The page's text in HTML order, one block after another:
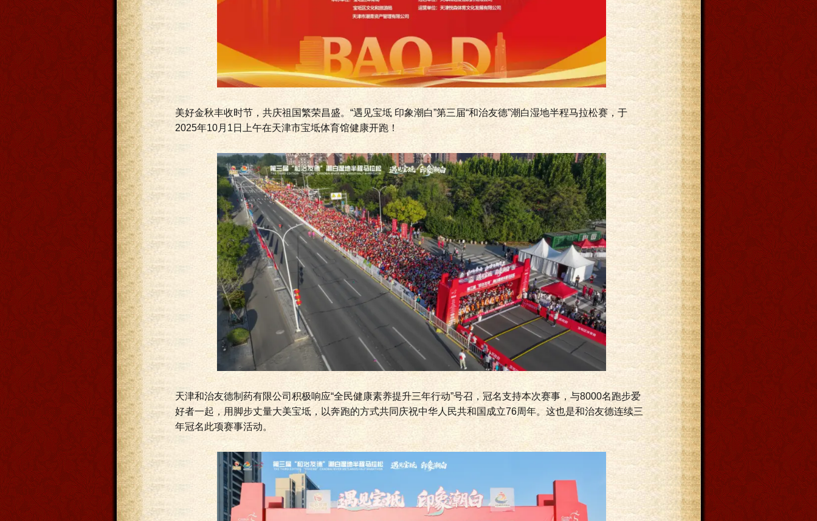
美好金秋丰收时节，共庆祖国繁荣昌盛。“遇见宝坻 印象潮白”第三届“和治友德”潮白湿地半程马拉松赛，于
2025年10月1日上午在天津市宝坻体育馆健康开跑！
天津和治友德制药有限公司积极响应“全民健康素养提升三年行动”号召，冠名支持本次赛事，与8000名跑步爱
好者一起，用脚步丈量大美宝坻，以奔跑的方式共同庆祝中华人民共和国成立76周年。这也是和治友德连续三
年冠名此项赛事活动。